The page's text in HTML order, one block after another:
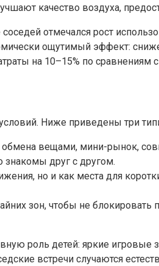
качество воздуха,
отмечался рост
ощутимый эффект:
на 10–15% по
Ниже приведены три
вещами, мини-рынок,
знакомы друг с другом.
но и как места для
зон, чтобы не
роль детей: яркие
встречи случаются